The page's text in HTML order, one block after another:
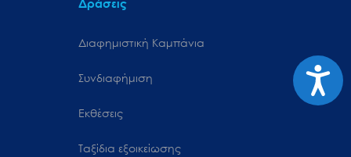
Δράσεις
Διαφημιστική Καμπάνια
Συνδιαφήμιση
Εκθέσεις
Ταξίδια εξοικείωσης